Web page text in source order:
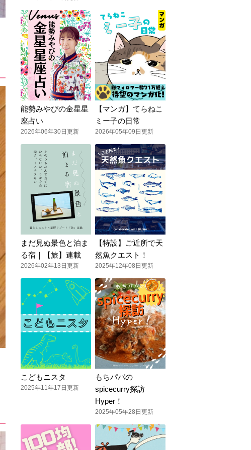
能勢みやびの金星星
座占い
2026年06年30日更新
【マンガ】てらねこ
ミー子の日常
2026年05年09日更新
まだ見ぬ景色と泊ま
る宿｜【旅】連載
2026年02年13日更新
【特設】ご近所で天
然魚クエスト！
2025年12年08日更新
こどもニスタ
2025年11年17日更新
もちパパの
spicecurry探訪
Hyper！
2025年05年28日更新